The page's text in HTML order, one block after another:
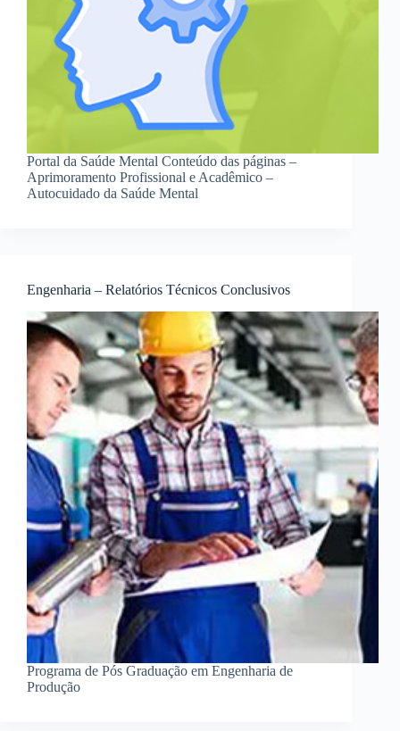
Portal da Saúde Mental Conteúdo das páginas –
Aprimoramento Profissional e Acadêmico –
Autocuidado da Saúde Mental
Engenharia – Relatórios Técnicos Conclusivos
Programa de Pós Graduação em Engenharia de
Produção